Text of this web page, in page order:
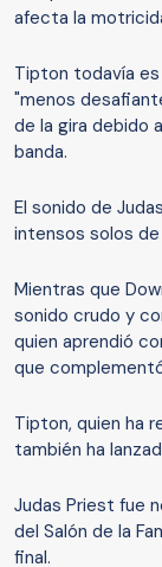
afecta la
Tipton todavía
"menos
de la gira debido
banda.
El sonido de
intensos solos de
Mientras que
sonido crudo y
quien aprendió
que
Tipton, quien ha
también ha
Judas Priest fue
del Salón de la
final.